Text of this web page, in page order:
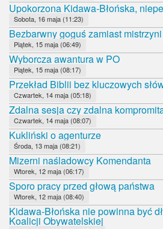
Upokorzona Kidawa-Błońska,
Sobota, 16 maja (11:23)
Bezbarwny goguś zamiast
Piątek, 15 maja (06:49)
Wyborcza awantura w PO
Piątek, 15 maja (08:17)
Przekład Biblii bez kluczowych
Czwartek, 14 maja (05:18)
Zdalna sesja czy zdalna
Czwartek, 14 maja (08:07)
Kukliński o agenturze
Środa, 13 maja (08:21)
Mizerni naśladowcy Komendanta
Wtorek, 12 maja (06:17)
Sporo pracy przed głową państwa
Wtorek, 12 maja (08:40)
Kidawa-Błońska nie powinna być
Koalicji Obywatelskiej